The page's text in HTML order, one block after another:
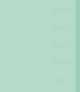
04/21
04/21
04/21
04/21
04/21